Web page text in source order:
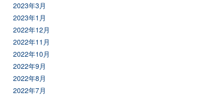
2023年3月
2023年1月
2022年12月
2022年11月
2022年10月
2022年9月
2022年8月
2022年7月